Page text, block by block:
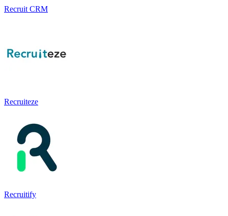
Recruit CRM
Recruiteze
Recruitify